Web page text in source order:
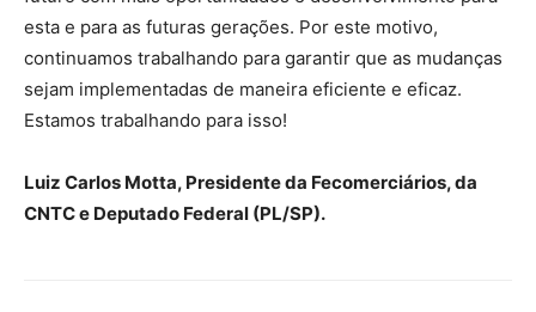
esta e para as futuras gerações. Por este motivo,
continuamos trabalhando para garantir que as mudanças
sejam implementadas de maneira eficiente e eficaz.
Estamos trabalhando para isso!
Luiz Carlos Motta, Presidente da Fecomerciários, da
CNTC e Deputado Federal (PL/SP).